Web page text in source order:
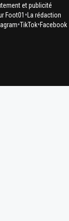
et publicité
Foot01 • La rédaction
•TikTok•Facebook